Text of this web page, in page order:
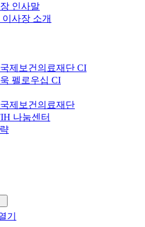
인사말
이사장 소개
제보건의료재단 CI
펠로우십 CI
제보건의료재단
나눔센터